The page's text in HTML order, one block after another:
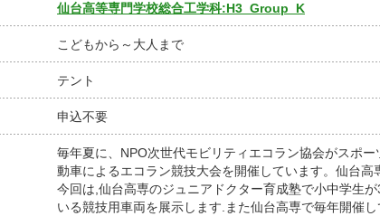
仙台高等専門学校総合工学科:H3_Group_K
こどもから～大人まで
テント
申込不要
毎年夏に、NPO次世代モビリティエコラン協会がスポ
動車によるエコラン競技大会を開催しています。仙台高
今回は,仙台高専のジュニアドクター育成塾で小中学生
いる競技用車両を展示します.また仙台高専で毎年開催